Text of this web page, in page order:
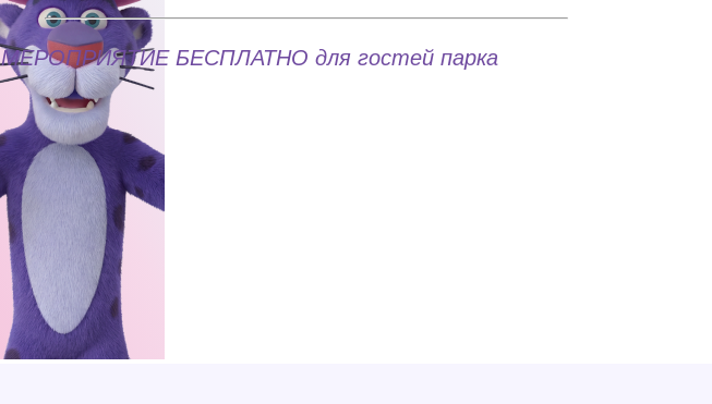
МЕРОПРИЯТИЕ БЕСПЛАТНО для гостей парка